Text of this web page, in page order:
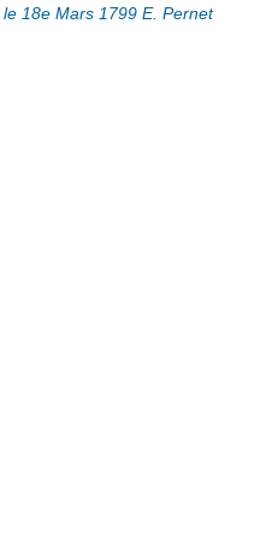
18e Mars 1799 E. Pernet